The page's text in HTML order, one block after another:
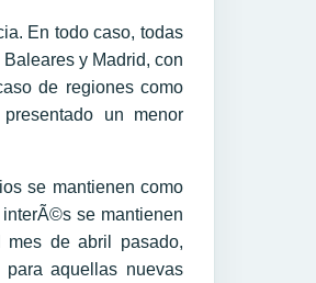
En todo caso, todas
y Madrid, con
de regiones como
un menor
se mantienen como
se mantienen
mes de abril pasado,
aquellas nuevas